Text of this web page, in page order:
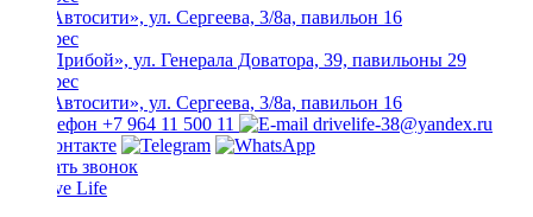
ТЦ «Автосити», ул. Сергеева, 3/8а, павильон 16
ТЦ «Прибой», ул. Генерала Доватора, 39, павильоны 29
ТЦ «Автосити», ул. Сергеева, 3/8а, павильон 16
+7 964 11 500 11
drivelife-38@yandex.ru
Заказать звонок